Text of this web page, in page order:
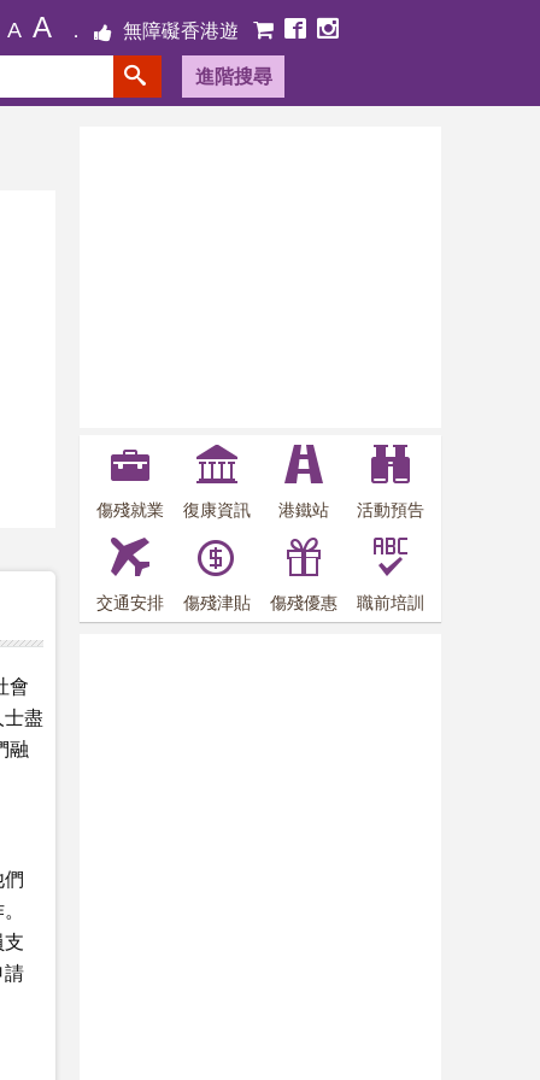
A A 無障礙香港遊
進階搜尋
會
盡
融
支
請
傷殘就業 復康資訊 港鐵站 活動預告
交通安排 傷殘津貼 傷殘優惠 職前培訓